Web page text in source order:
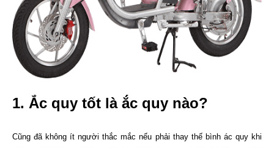
1. Ắc quy tốt là ắc quy nào?
Cũng đã không ít người thắc mắc nếu phải thay thế bình ác quy khi